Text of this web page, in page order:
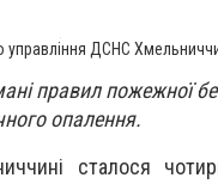
управління ДСНС
правил пожежної
опалення.
сталося